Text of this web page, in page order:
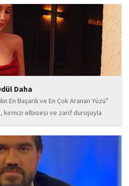
standartlardaki repertuarı ve
dikkat çeken...
Daha
En Başarılı ve En Çok Aranan Yüzü”
kırmızı elbisesi ve zarif duruşuyla
da dikkat çeken Kalaycı,